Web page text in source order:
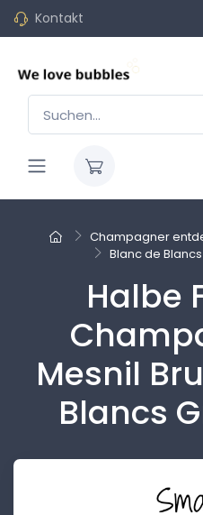
Kontakt
Champagner
Blanc de Blancs
Halbe
Mesnil
Blancs